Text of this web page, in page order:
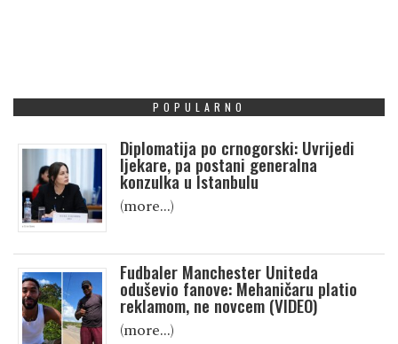
POPULARNO
Diplomatija po crnogorski: Uvrijedi
ljekare, pa postani generalna
konzulka u Istanbulu
(more…)
Fudbaler Manchester Uniteda
oduševio fanove: Mehaničaru platio
reklamom, ne novcem (VIDEO)
(more…)